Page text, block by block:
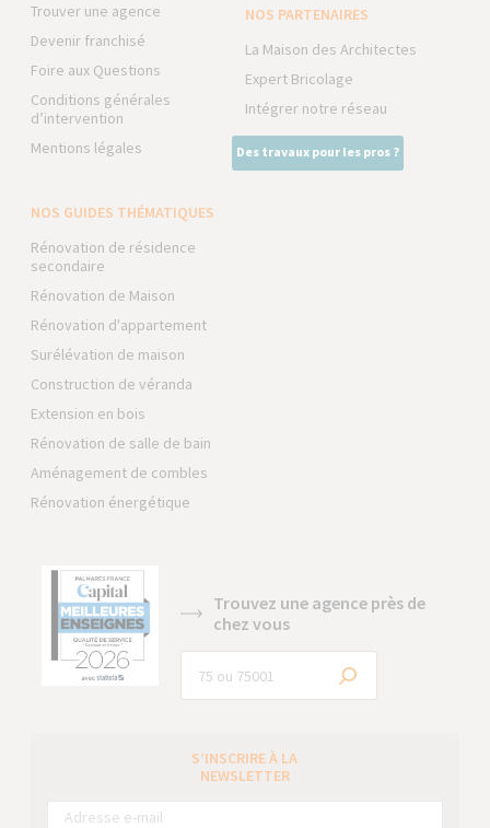
Trouver une agence
Devenir franchisé
Foire aux Questions
Conditions générales
d’intervention
Mentions légales
NOS PARTENAIRES
La Maison des Architectes
Expert Bricolage
Intégrer notre réseau
Des travaux pour les pros ?
NOS GUIDES THÉMATIQUES
Rénovation de résidence
secondaire
Rénovation de Maison
Rénovation d'appartement
Surélévation de maison
Construction de véranda
Extension en bois
Rénovation de salle de bain
Aménagement de combles
Rénovation énergétique
Trouvez une agence près de
chez vous
S’INSCRIRE À LA
NEWSLETTER